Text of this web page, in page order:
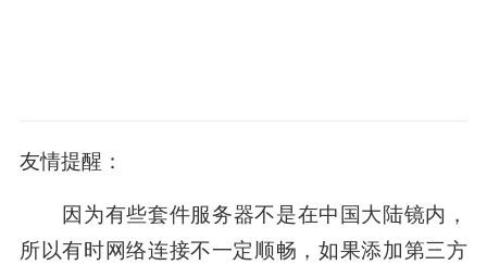
友情提醒：
因为有些套件服务器不是在中国大陆镜内，
所以有时网络连接不一定顺畅，如果添加第三方